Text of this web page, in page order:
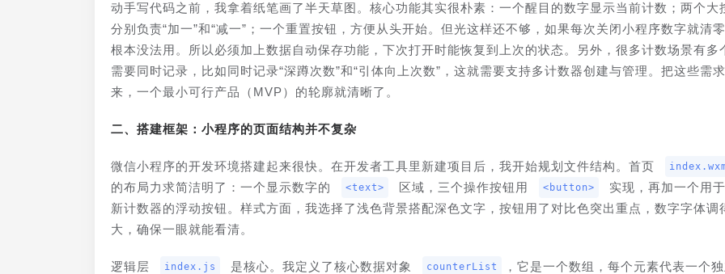
动手写代码之前，我拿着纸笔画了半天草图。核心功能其实很朴素：一个醒目的数字显示当前计数；两个大
分别负责“加一”和“减一”；一个重置按钮，方便从头开始。但光这样还不够，如果每次关闭小程序数字就清
根本没法用。所以必须加上数据自动保存功能，下次打开时能恢复到上次的状态。另外，很多计数场景有多
需要同时记录，比如同时记录“深蹲次数”和“引体向上次数”，这就需要支持多计数器创建与管理。把这些需
来，一个最小可行产品（MVP）的轮廓就清晰了。
二、搭建框架：小程序的页面结构并不复杂
微信小程序的开发环境搭建起来很快。在开发者工具里新建项目后，我开始规划文件结构。首页
的布局力求简洁明了：一个显示数字的 <text> 区域，三个操作按钮用 <button>
实现，再加一个用
新计数器的浮动按钮。样式方面，我选择了浅色背景搭配深色文字，按钮用了对比色突出重点，数字字体调
大，确保一眼就能看清。
逻辑层 index.js 是核心。我定义了核心数据对象 counterList
，它是一个数组，每个元素代表一个